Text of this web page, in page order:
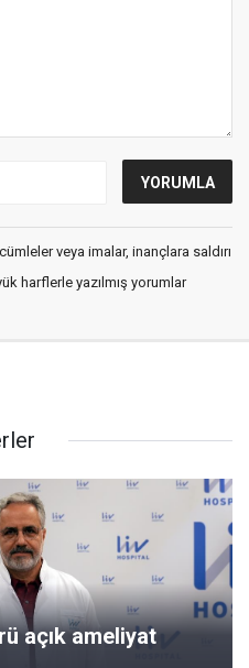
veya imalar, inançlara saldırı
harflerle yazılmış yorumlar
açık ameliyat